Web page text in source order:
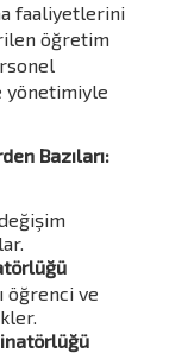
faaliyetlerini
öğretim
yönetimiyle
Bazıları:
öğrenci ve